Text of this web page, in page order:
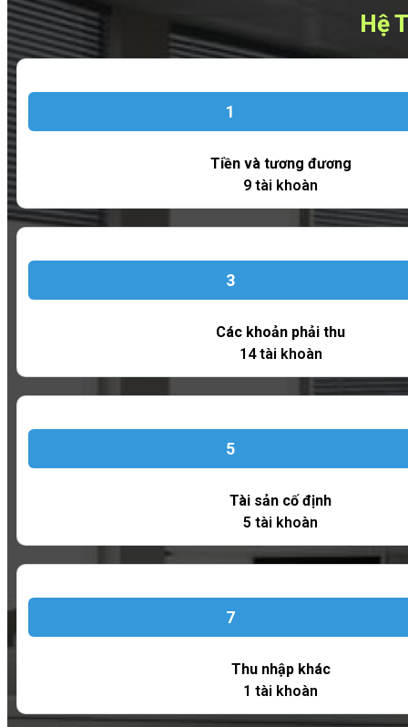
Hệ
1
Tiền và tương đương
9 tài khoàn
3
Các khoản phải thu
14 tài khoàn
5
Tài sản cố định
5 tài khoàn
7
Thu nhập khác
1 tài khoàn